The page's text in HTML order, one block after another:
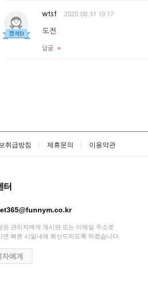
wtsf 2020.08.31 19:17
도전
답글
취급방침 제휴문의 이용약관
터
은 관리자에게 게시판 또는 이메일 주소로
면 빠른 시일내에 회신드리도록 하겠습니다.
자에게